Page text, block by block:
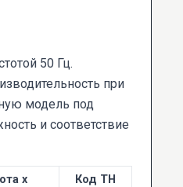
50 Гц.
при
модель под
и соответствие
х
Код ТН